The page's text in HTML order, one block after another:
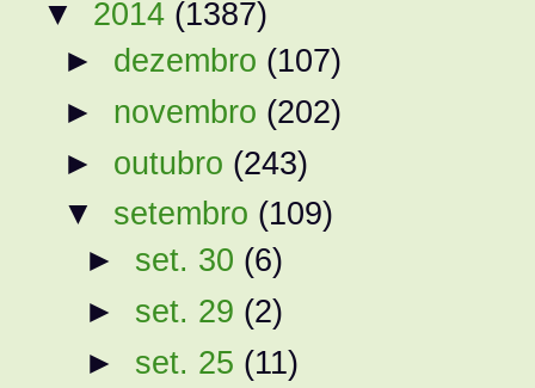
▼ 2014 (1387)
► dezembro (107)
► novembro (202)
► outubro (243)
▼ setembro (109)
► set. 30 (6)
► set. 29 (2)
► set. 25 (11)